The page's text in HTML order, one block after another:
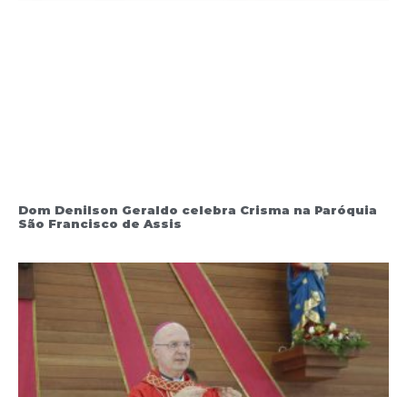
Dom Denilson Geraldo celebra Crisma na Paróquia
São Francisco de Assis